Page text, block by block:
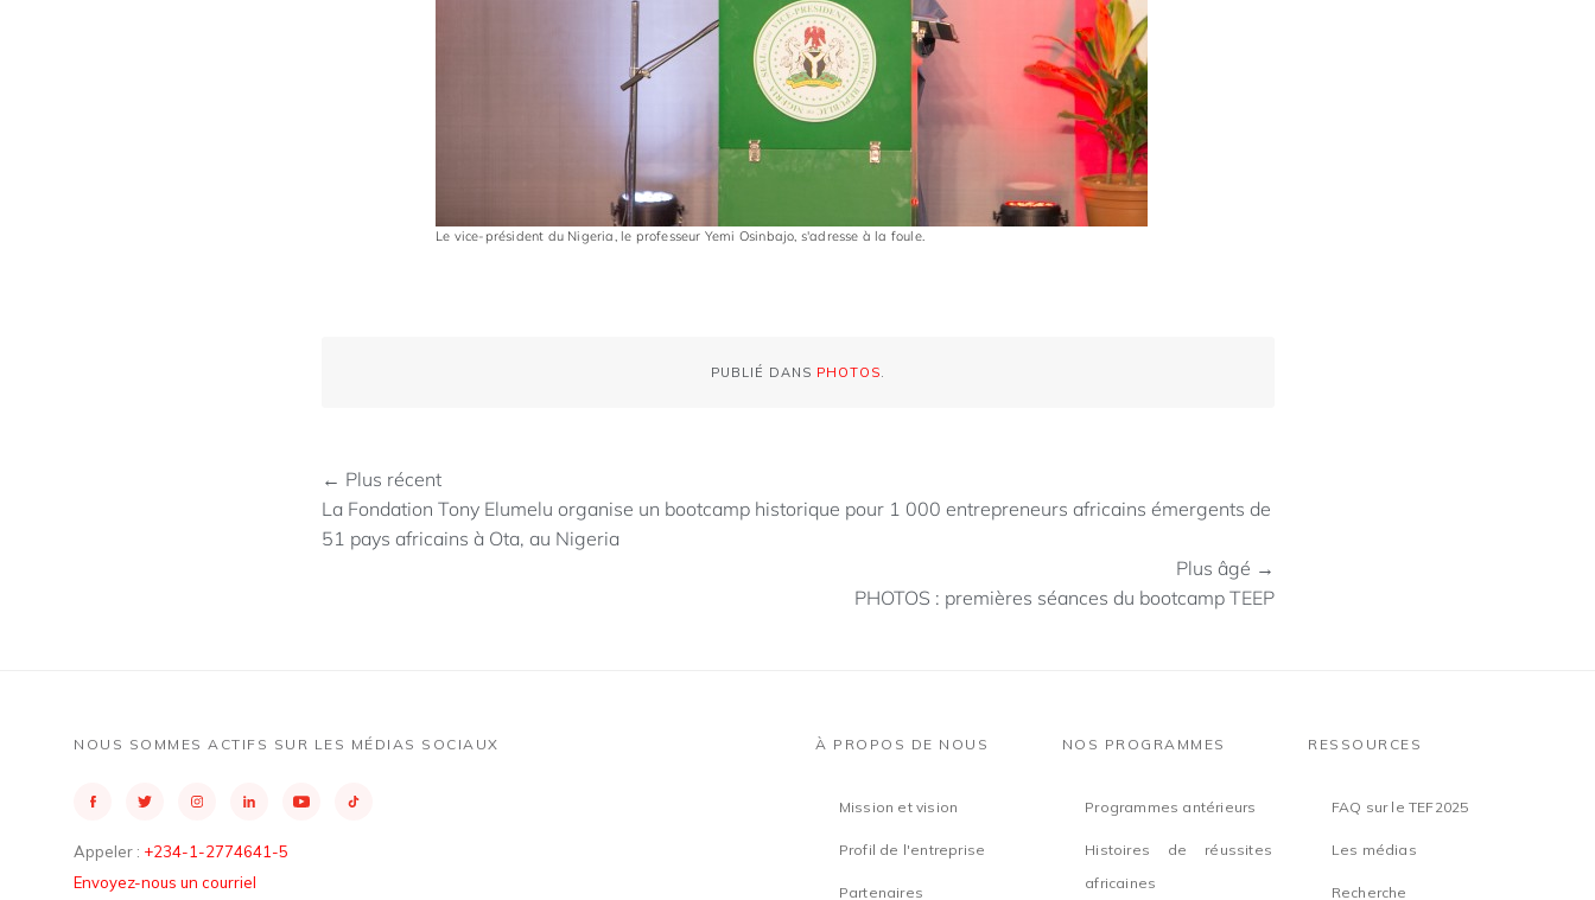
Le vice-président du Nigeria, le professeur Yemi Osinbajo, s'adresse à la foule.
PUBLIÉ DANS PHOTOS.
← Plus récent
La Fondation Tony Elumelu organise un bootcamp historique pour 1 000 entrepreneurs africains émergents de
51 pays africains à Ota, au Nigeria
Plus âgé →
PHOTOS : premières séances du bootcamp TEEP
NOUS SOMMES ACTIFS SUR LES MÉDIAS SOCIAUX
Appeler : +234-1-2774641-5
Envoyez-nous un courriel
À PROPOS DE NOUS
Mission et vision
Profil de l'entreprise
Partenaires
NOS PROGRAMMES
Programmes antérieurs
Histoires de réussites
africaines
RESSOURCES
FAQ sur le TEF2025
Les médias
Recherche